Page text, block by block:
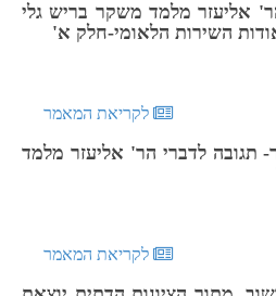
אליעזר מלמד משקר בריש גלי
השירות הלאומי-חלק א'
לקריאת המאמר
תגובה לדברי הר' אליעזר מלמד
לקריאת המאמר